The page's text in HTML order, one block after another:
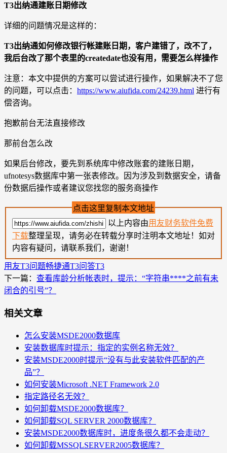
T3出纳通建账日期修改
详细的问题情况是这样的：
T3出纳通如何修改银行帐建账日期，客户建错了，改不了，
我后台改了那个表里的createdate也没有用，需要怎么样操作
注意：本文中提供的方案可以尝试进行操作，如果解决不了您
的问题，可以点击： https://www.aiufida.com/24239.html 进行有
偿咨询。
抱歉前台无法直接修改
那前台怎么改
如果后台修改，要先到系统库中修改账套的建账日期，
ufnotesys数据库中第一张表修改。因为涉及到数据安全，请备
份数据后操作或者建议您找您的服务商操作
点击这里复制本文地址
以上内容由用友财务软件免费
下载整理呈现，请务必在转载分享时注明本文地址！如对
内容有疑问，请联系我们，谢谢！
用友T3问题畅捷通T3问答T3
下一篇： 查看库龄分析帐表时，提示：“字符串****之前有未
闭合的引号”？
相关文章
怎么安装MSDE2000数据库
安装数据库时提示：指定的实例名称无效？
安装MSDE2000时提示“没有与此安装软件匹配的产
品”？
如何安装Microsoft .NET Framework 2.0
指定路径名无效？
如何卸载MSDE2000数据库？
如何卸载SQL SERVER 2000数据库？
安装MSDE2000数据库时，进度条很久都不会走动？
如何卸载MSSQLSERVER2005数据库？